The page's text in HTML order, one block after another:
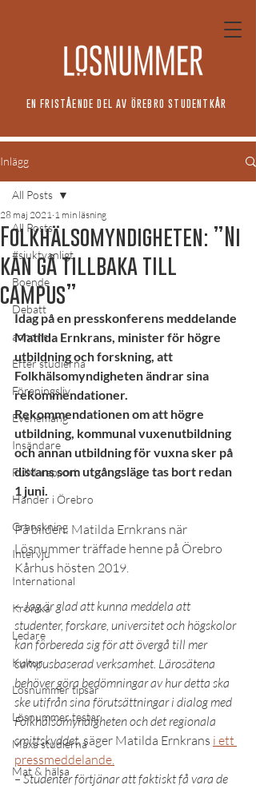
EN FRISTÅENDE DEL AV ÖREBRO STUDENTKÅR
Inlägg
All Posts
#sjuktvanligt
Boende
Debatt
annons
Efter studierna
Föreningsliv
Evenemang
Insändare
FUM-rapport
Händer i Örebro
Granskning
Intervju
International
Krönika
Ledare
Kultur
Lösnummer tipsar
Lösnummer testar
Maxa studierna
Mat & hälsa
All Posts
Folkhälsomyndigheten: ”Ni
kan gå tillbaka till
campus”
28 maj 2021 1 min läsning
Idag på en presskonferens meddelande
Matilda Ernkrans, minister för högre
utbildning och forskning, att
Folkhälsomyndigheten ändrar sina
rekommendationer.
Rekommendationen om att högre
utbildning, kommunal vuxenutbildning
och annan utbildning för vuxna sker på
distans som utgångsläge tas bort redan
1 juni.
På bilden: Matilda Ernkrans när
Lösnummer träffade henne på Örebro
Kårhus hösten 2019.
– Jag är glad att kunna meddela att
studenter, forskare, universitet och högskolor
kan förbereda sig för att övergå till mer
campusbaserad verksamhet. Lärosätena
behöver göra bedömningar av hur detta ska
ske utifrån sina förutsättningar i dialog med
Folkhälsomyndigheten och det regionala
smittskyddet, säger Matilda Ernkrans i ett
pressmeddelande.
– Studenter förtjänar att faktiskt få vara de